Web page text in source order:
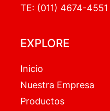
TE: (011) 4674-
EXPLORE
Inicio
Nuestra Empresa
Productos